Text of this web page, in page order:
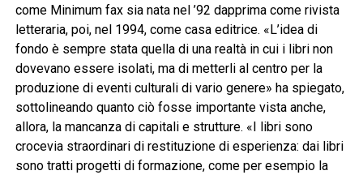
come Minimum fax sia nata nel ’92 dapprima come rivista
letteraria, poi, nel 1994, come casa editrice. «L’idea di
fondo è sempre stata quella di una realtà in cui i libri non
dovevano essere isolati, ma di metterli al centro per la
produzione di eventi culturali di vario genere» ha spiegato,
sottolineando quanto ciò fosse importante vista anche,
allora, la mancanza di capitali e strutture. «I libri sono
crocevia straordinari di restituzione di esperienza: dai libri
sono tratti progetti di formazione, come per esempio la